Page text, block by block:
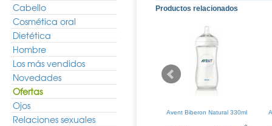
Cabello
Cosmética oral
Dietética
Hombre
Los más vendidos
Novedades
Ofertas
Ojos
Relaciones sexuales
Productos relacionados
Natural
Durex Easy On Natural Plus
Avent Biberon Natural 330ml